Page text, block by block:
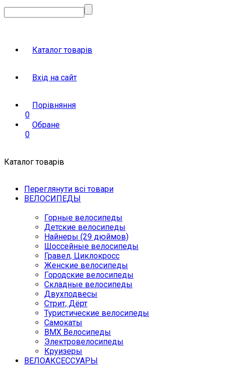
Каталог товарів
Вхід на сайт
Порівняння
0
Обране
0
Каталог товарів
Переглянути всі товари
ВЕЛОСИПЕДЫ
Горные велосипеды
Детские велосипеды
Найнеры (29 дюймов)
Шоссейные велосипеды
Гравел, Циклокросс
Женские велосипеды
Городcкие велосипеды
Складные велосипеды
Двухподвесы
Стрит, Дёрт
Туристические велосипеды
Самокаты
BMX Велосипеды
Электровелосипеды
Круизеры
ВЕЛОАКСЕССУАРЫ